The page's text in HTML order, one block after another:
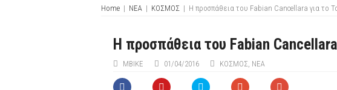
Home | ΝΕΑ | ΚΟΣΜΟΣ | Η προσπάθεια του Fabian Cancellara για το
Η προσπάθεια του Fabian
ΜΒIKE 01/04/2016 ΚΟΣΜΟΣ ΝΕΑ